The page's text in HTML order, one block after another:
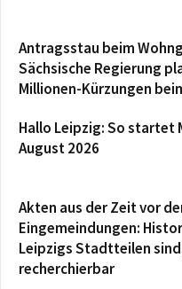
Antragsstau beim
Sächsische Regierung
Millionen-Kürzungen
Hallo Leipzig: So startet
August 2026
Akten aus der Zeit vor
Eingemeindungen:
Leipzigs Stadtteilen
recherchierbar